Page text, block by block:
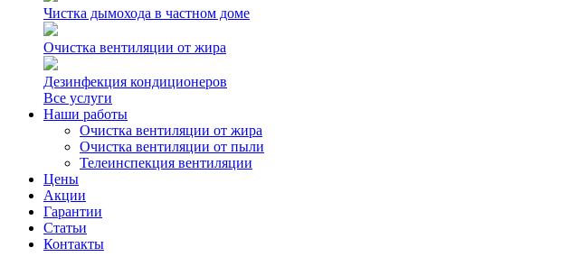
Чистка дымохода в частном доме
Очистка вентиляции от жира
Дезинфекция кондиционеров
Все услуги
Наши работы
Очистка вентиляции от жира
Очистка вентиляции от пыли
Телеинспекция вентиляции
Цены
Акции
Гарантии
Статьи
Контакты